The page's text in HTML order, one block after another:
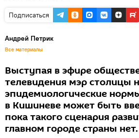
Подписаться
Андрей Петрик
Все материалы
Выступая в эфире
телевидения мэр столицы
эпидемиологические
в Кишиневе может быть
пока такого сценария
главном городе страны нет.